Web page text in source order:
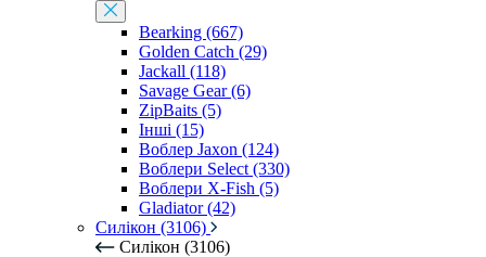
Bearking (667)
Golden Catch (29)
Jackall (118)
Savage Gear (6)
ZipBaits (5)
Інші (15)
Воблер Jaxon (124)
Воблери Select (330)
Воблери X-Fish (5)
Gladiator (42)
Силікон (3106)
Силікон (3106)